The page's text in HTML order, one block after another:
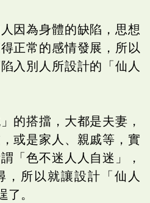
因為身體的缺陷，思想
正常的感情發展，所以
入別人所設計的「仙人
的搭擋，大都是夫妻，
或是家人、親戚等，實
「色不迷人人自迷」，
，所以就讓設計「仙人
了。